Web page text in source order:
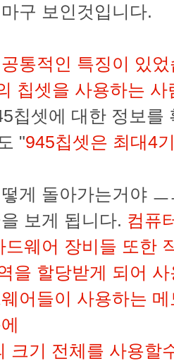
구 보인것입니다.
통적인 특징이 있
칩셋을 사용하는 사
칩셋에 대한 정보
"945칩셋은 최대4
게 돌아가는거야
보게 됩니다. 컴퓨
드웨어 장비들 또한
을 할당받게 되어
어들이 사용하는
크기 전체를 사용할